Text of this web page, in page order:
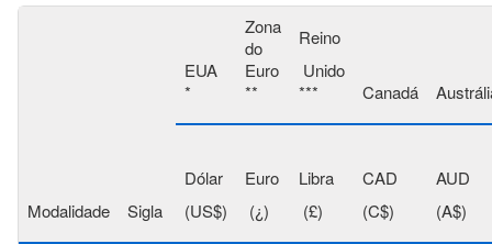
Modalidade Sigla
EUA
*
Zona
do
Euro
**
Reino
Unido
***
Canadá
Dólar
(US$)
Euro
(¿)
Libra
(£)
CAD
(C$)
AUD
(A$)